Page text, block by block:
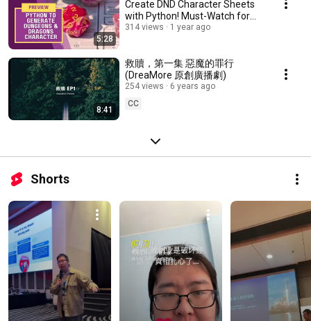
5:28
Create DND Character Sheets
with Python! Must-Watch for
Beginners! 🎲🐉
314 views 1 year ago
8:41
救贖，第一集 惡魔的罪行
(DreaMore 原創廣播劇)
254 views
6 years ago
CC
Shorts